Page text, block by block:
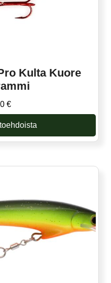
Kulta Kuore
€
tuotteen